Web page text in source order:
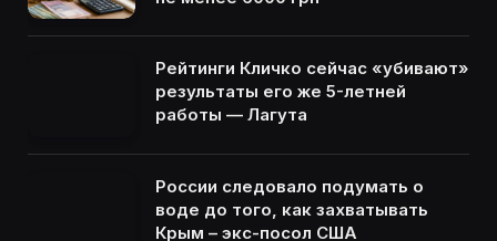
Рейтинги Кличко сейчас «убивают»
результаты его же 5-летней
работы — Лагута
России следовало подумать о
воде до того, как захватывать
Крым – экс-посол США